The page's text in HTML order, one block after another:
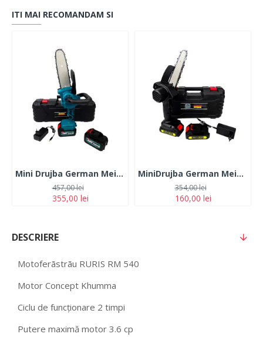
ITI MAI RECOMANDAM SI
Mini Drujba German Meister 128V, 10Ah, cu 2 Acumulatori, Lama 20CM, Albastra
355,00 lei
457,00 lei
MiniDrujba German Meister, 36V, 5Ah, 2 Acumulatori, Lama 15CM, Neagra
160,00 lei
354,00 lei
DESCRIERE
Motoferãstrãu RURIS RM 540
Motor Concept Khumma
Ciclu de funcționare 2 timpi
Putere maximă motor 3.6 cp